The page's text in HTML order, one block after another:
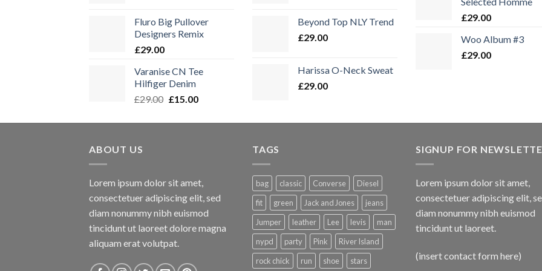
Fluro Big Pullover
Designers Remix
£29.00
Varanise CN Tee
Hilfiger Denim
£29.00 Ursprünglicher
war:
£15.00Aktueller
ist:
Beyond Top NLY Trend
£29.00
Harissa O-Neck Sweat
£29.00
£29.00
Woo Album #3
£29.00
ABOUT US
Lorem ipsum dolor sit amet,
consectetuer adipiscing elit, sed
diam nonummy nibh euismod
tincidunt ut laoreet dolore magna
aliquam erat volutpat.
TAGS
bag classic Converse
Diesel
fit
green Jack and Jones
jeans
Jumper
leather Lee levis
man
nypd
party Pink
River Island
rock chick
run shoe stars
SIGNUP FOR
Lorem ipsum dolor sit amet,
consectetuer adipiscing elit,
diam nonummy nibh euismod
tincidunt ut laoreet.
(insert contact form here)